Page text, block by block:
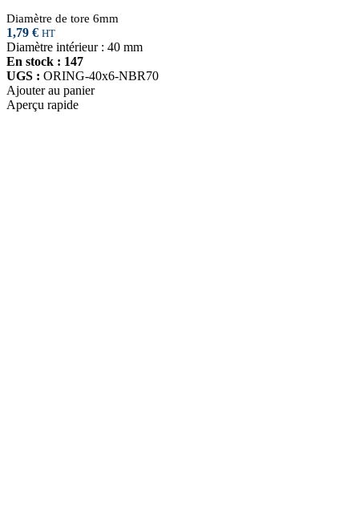
Diamètre de tore 6mm
1,79 € HT
Diamètre intérieur : 40 mm
En stock : 147
UGS : ORING-40x6-NBR70
Ajouter au panier
Aperçu rapide